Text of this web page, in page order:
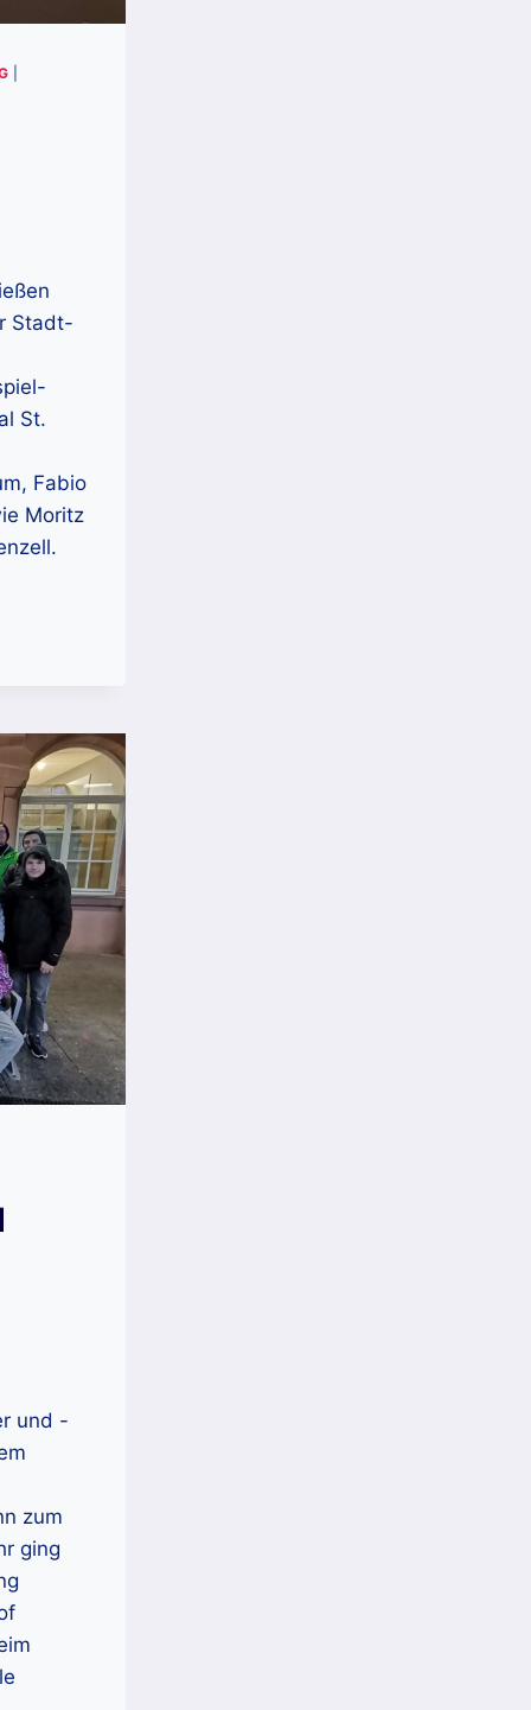
Stadt-
St.
Fabio
Moritz
und -
zum
ging